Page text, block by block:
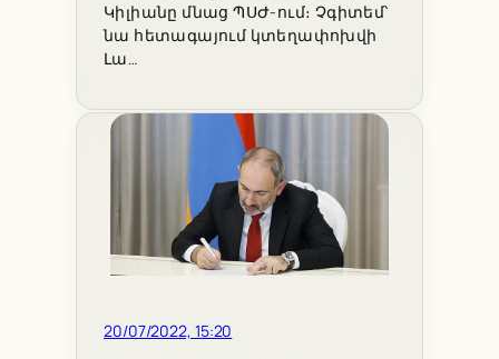
Կիլիանը մնաց ՊՍԺ-ում։ Չգիտեմ՝
նա հետագայում կտեղափոխվի
Լա…
20/07/2022, 15:20